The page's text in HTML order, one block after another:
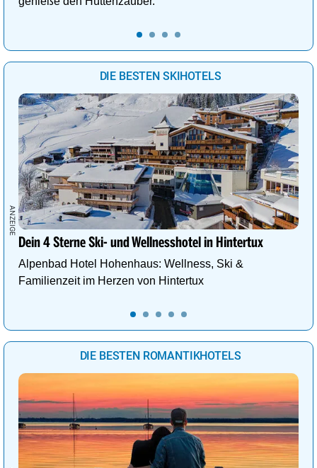
DIE BESTEN SKIHOTELS
Dein 4 Sterne Ski- und Wellnesshotel in Hintertux
Alpenbad Hotel Hohenhaus: Wellness, Ski &
Familienzeit im Herzen von Hintertux
DIE BESTEN ROMANTIKHOTELS